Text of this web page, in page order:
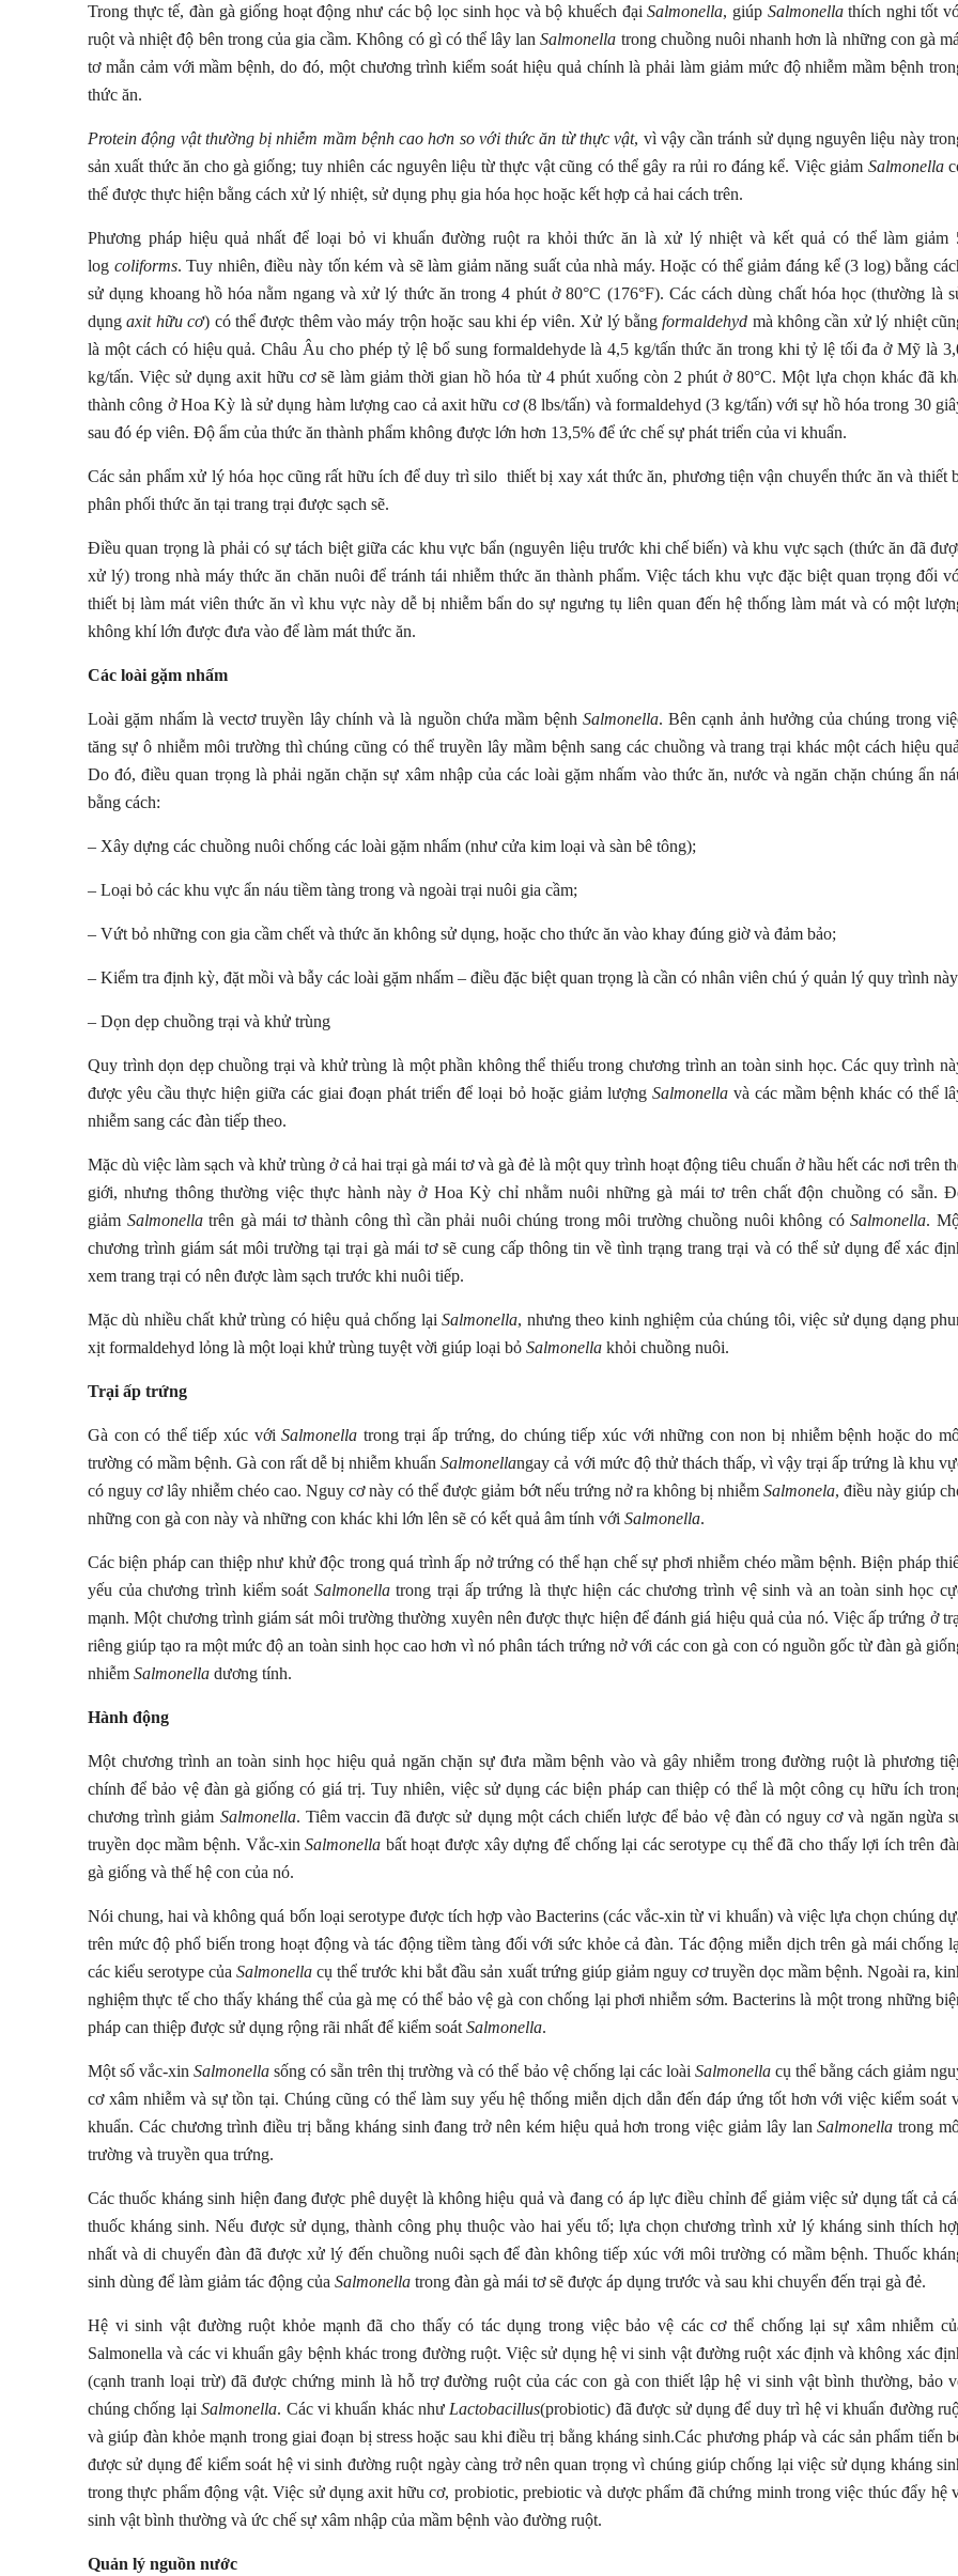
Trong thực tế, đàn gà giống hoạt động như các bộ lọc sinh học và bộ khuếch đạiSalmonella, giúp Salmonellathích nghi tốt
ruột và nhiệt độ bên trong của gia cầm. Không có gì có thể lây lanSalmonella trong chuồng nuôi nhanh hơn là những con gà
tơ mẫn cảm với mầm bệnh, do đó, một chương trình kiểm soát hiệu quả chính là phải làm giảm mức độ nhiễm mầm bệnh
thức ăn.
Protein động vật thường bị nhiễm mầm bệnh cao hơn so với thức ăn từ thực vật, vì vậy cần tránh sử dụng nguyên liệu này
sản xuất thức ăn cho gà giống; tuy nhiên các nguyên liệu từ thực vật cũng có thể gây ra rủi ro đáng kể. Việc giảm Salmonella
thể được thực hiện bằng cách xử lý nhiệt, sử dụng phụ gia hóa học hoặc kết hợp cả hai cách trên.
Phương pháp hiệu quả nhất để loại bỏ vi khuẩn đường ruột ra khỏi thức ăn là xử lý nhiệt và kết quả có thể làm giảm
log coliforms. Tuy nhiên, điều này tốn kém và sẽ làm giảm năng suất của nhà máy. Hoặc có thể giảm đáng kể (3 log) bằng
sử dụng khoang hồ hóa nằm ngang và xử lý thức ăn trong 4 phút ở 80°C (176°F). Các cách dùng chất hóa học (thường là
dụngaxit hữu cơ) có thể được thêm vào máy trộn hoặc sau khi ép viên. Xử lý bằngformaldehyd mà không cần xử lý nhiệt
là một cách có hiệu quả. Châu Âu cho phép tỷ lệ bổ sung formaldehyde là 4,5 kg/tấn thức ăn trong khi tỷ lệ tối đa ở Mỹ là
kg/tấn. Việc sử dụng axit hữu cơ sẽ làm giảm thời gian hồ hóa từ 4 phút xuống còn 2 phút ở 80°C. Một lựa chọn khác đã
thành công ở Hoa Kỳ là sử dụng hàm lượng cao cả axit hữu cơ (8 lbs/tấn) và formaldehyd (3 kg/tấn) với sự hồ hóa trong 30
sau đó ép viên. Độ ẩm của thức ăn thành phẩm không được lớn hơn 13,5% để ức chế sự phát triển của vi khuẩn.
Các sản phẩm xử lý hóa học cũng rất hữu ích để duy trì silo thiết bị xay xát thức ăn, phương tiện vận chuyển thức ăn và thiết
phân phối thức ăn tại trang trại được sạch sẽ.
Điều quan trọng là phải có sự tách biệt giữa các khu vực bẩn (nguyên liệu trước khi chế biến) và khu vực sạch (thức ăn đã
xử lý) trong nhà máy thức ăn chăn nuôi để tránh tái nhiễm thức ăn thành phẩm. Việc tách khu vực đặc biệt quan trọng đối
thiết bị làm mát viên thức ăn vì khu vực này dễ bị nhiễm bẩn do sự ngưng tụ liên quan đến hệ thống làm mát và có một
không khí lớn được đưa vào để làm mát thức ăn.
Các loài gặm nhấm
Loài gặm nhấm là vectơ truyền lây chính và là nguồn chứa mầm bệnh Salmonella. Bên cạnh ảnh hưởng của chúng trong
tăng sự ô nhiễm môi trường thì chúng cũng có thể truyền lây mầm bệnh sang các chuồng và trang trại khác một cách hiệu
Do đó, điều quan trọng là phải ngăn chặn sự xâm nhập của các loài gặm nhấm vào thức ăn, nước và ngăn chặn chúng ẩn
bằng cách:
– Xây dựng các chuồng nuôi chống các loài gặm nhấm (như cửa kim loại và sàn bê tông);
– Loại bỏ các khu vực ẩn náu tiềm tàng trong và ngoài trại nuôi gia cầm;
– Vứt bỏ những con gia cầm chết và thức ăn không sử dụng, hoặc cho thức ăn vào khay đúng giờ và đảm bảo;
– Kiểm tra định kỳ, đặt mồi và bẫy các loài gặm nhấm – điều đặc biệt quan trọng là cần có nhân viên chú ý quản lý quy trình
– Dọn dẹp chuồng trại và khử trùng
Quy trình dọn dẹp chuồng trại và khử trùng là một phần không thể thiếu trong chương trình an toàn sinh học. Các quy trình
được yêu cầu thực hiện giữa các giai đoạn phát triển để loại bỏ hoặc giảm lượng Salmonellavà các mầm bệnh khác có thể
nhiễm sang các đàn tiếp theo.
Mặc dù việc làm sạch và khử trùng ở cả hai trại gà mái tơ và gà đẻ là một quy trình hoạt động tiêu chuẩn ở hầu hết các nơi trên
giới, nhưng thông thường việc thực hành này ở Hoa Kỳ chỉ nhằm nuôi những gà mái tơ trên chất độn chuồng có sẵn.
giảm Salmonellatrên gà mái tơ thành công thì cần phải nuôi chúng trong môi trường chuồng nuôi không cóSalmonella.
chương trình giám sát môi trường tại trại gà mái tơ sẽ cung cấp thông tin về tình trạng trang trại và có thể sử dụng để xác
xem trang trại có nên được làm sạch trước khi nuôi tiếp.
Mặc dù nhiều chất khử trùng có hiệu quả chống lạiSalmonella, nhưng theo kinh nghiệm của chúng tôi, việc sử dụng dạng
xịt formaldehyd lỏng là một loại khử trùng tuyệt vời giúp loại bỏ Salmonella khỏi chuồng nuôi.
Trại ấp trứng
Gà con có thể tiếp xúc vớiSalmonella trong trại ấp trứng, do chúng tiếp xúc với những con non bị nhiễm bệnh hoặc do
trường có mầm bệnh. Gà con rất dễ bị nhiễm khuẩnSalmonellangay cả với mức độ thử thách thấp, vì vậy trại ấp trứng là khu
có nguy cơ lây nhiễm chéo cao. Nguy cơ này có thể được giảm bớt nếu trứng nở ra không bị nhiễm Salmonela, điều này giúp
những con gà con này và những con khác khi lớn lên sẽ có kết quả âm tính với Salmonella.
Các biện pháp can thiệp như khử độc trong quá trình ấp nở trứng có thể hạn chế sự phơi nhiễm chéo mầm bệnh. Biện pháp
yếu của chương trình kiểm soát Salmonellatrong trại ấp trứng là thực hiện các chương trình vệ sinh và an toàn sinh học
mạnh. Một chương trình giám sát môi trường thường xuyên nên được thực hiện để đánh giá hiệu quả của nó. Việc ấp trứng ở
riêng giúp tạo ra một mức độ an toàn sinh học cao hơn vì nó phân tách trứng nở với các con gà con có nguồn gốc từ đàn gà
nhiễm Salmonella dương tính.
Hành động
Một chương trình an toàn sinh học hiệu quả ngăn chặn sự đưa mầm bệnh vào và gây nhiễm trong đường ruột là phương
chính để bảo vệ đàn gà giống có giá trị. Tuy nhiên, việc sử dụng các biện pháp can thiệp có thể là một công cụ hữu ích
chương trình giảm Salmonella. Tiêm vaccin đã được sử dụng một cách chiến lược để bảo vệ đàn có nguy cơ và ngăn ngừa
truyền dọc mầm bệnh. Vắc-xinSalmonella bất hoạt được xây dựng để chống lại các serotype cụ thể đã cho thấy lợi ích trên
gà giống và thế hệ con của nó.
Nói chung, hai và không quá bốn loại serotype được tích hợp vào Bacterins (các vắc-xin từ vi khuẩn) và việc lựa chọn chúng
trên mức độ phổ biến trong hoạt động và tác động tiềm tàng đối với sức khỏe cả đàn. Tác động miễn dịch trên gà mái chống
các kiểu serotype củaSalmonella cụ thể trước khi bắt đầu sản xuất trứng giúp giảm nguy cơ truyền dọc mầm bệnh. Ngoài ra,
nghiệm thực tế cho thấy kháng thể của gà mẹ có thể bảo vệ gà con chống lại phơi nhiễm sớm. Bacterins là một trong những
pháp can thiệp được sử dụng rộng rãi nhất để kiểm soát Salmonella.
Một số vắc-xinSalmonella sống có sẵn trên thị trường và có thể bảo vệ chống lại các loài Salmonellacụ thể bằng cách giảm
cơ xâm nhiễm và sự tồn tại. Chúng cũng có thể làm suy yếu hệ thống miễn dịch dẫn đến đáp ứng tốt hơn với việc kiểm soát
khuẩn. Các chương trình điều trị bằng kháng sinh đang trở nên kém hiệu quả hơn trong việc giảm lây lanSalmonella trong
trường và truyền qua trứng.
Các thuốc kháng sinh hiện đang được phê duyệt là không hiệu quả và đang có áp lực điều chỉnh để giảm việc sử dụng tất cả
thuốc kháng sinh. Nếu được sử dụng, thành công phụ thuộc vào hai yếu tố; lựa chọn chương trình xử lý kháng sinh thích
nhất và di chuyển đàn đã được xử lý đến chuồng nuôi sạch để đàn không tiếp xúc với môi trường có mầm bệnh. Thuốc
sinh dùng để làm giảm tác động của Salmonella trong đàn gà mái tơ sẽ được áp dụng trước và sau khi chuyển đến trại gà đẻ.
Hệ vi sinh vật đường ruột khỏe mạnh đã cho thấy có tác dụng trong việc bảo vệ các cơ thể chống lại sự xâm nhiễm
Salmonella và các vi khuẩn gây bệnh khác trong đường ruột. Việc sử dụng hệ vi sinh vật đường ruột xác định và không xác
(cạnh tranh loại trừ) đã được chứng minh là hỗ trợ đường ruột của các con gà con thiết lập hệ vi sinh vật bình thường, bảo
chúng chống lạiSalmonella. Các vi khuẩn khác như Lactobacillus(probiotic) đã được sử dụng để duy trì hệ vi khuẩn đường
và giúp đàn khỏe mạnh trong giai đoạn bị stress hoặc sau khi điều trị bằng kháng sinh.Các phương pháp và các sản phẩm tiến
được sử dụng để kiểm soát hệ vi sinh đường ruột ngày càng trở nên quan trọng vì chúng giúp chống lại việc sử dụng kháng
trong thực phẩm động vật. Việc sử dụng axit hữu cơ, probiotic, prebiotic và dược phẩm đã chứng minh trong việc thúc đẩy hệ
sinh vật bình thường và ức chế sự xâm nhập của mầm bệnh vào đường ruột.
Quản lý nguồn nước